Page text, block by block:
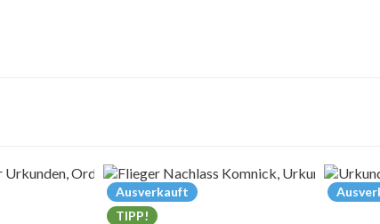
Ausverkauft
TIPP!